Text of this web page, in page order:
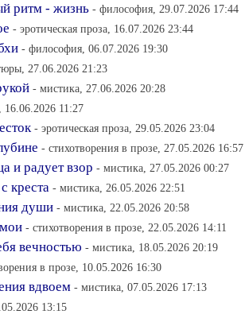
ритм - жизнь - философия, 29.07.2026 17:44
- эротическая проза, 16.07.2026 23:44
- философия, 06.07.2026 19:30
27.06.2026 21:23
- мистика, 27.06.2026 20:28
16.06.2026 11:27
- эротическая проза, 29.05.2026 23:04
- стихотворения в прозе, 27.05.2026 16:57
и радует взор - мистика, 27.05.2026 00:27
креста - мистика, 26.05.2026 22:51
души - мистика, 22.05.2026 20:58
- стихотворения в прозе, 22.05.2026 14:11
вечностью - мистика, 18.05.2026 20:19
в прозе, 10.05.2026 16:30
вдвоем - мистика, 07.05.2026 17:13
13:15